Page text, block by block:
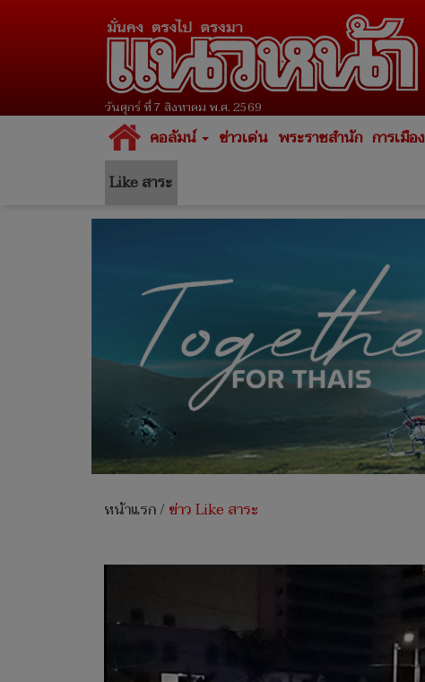
วันศุกร์ ที่ 7 สิงหาคม พ.ศ. 2569
คอลัมน์ ข่าวเด่น พระราชสำนัก การเมือง
Like สาระ
หน้าแรก/ข่าว Like สาระ